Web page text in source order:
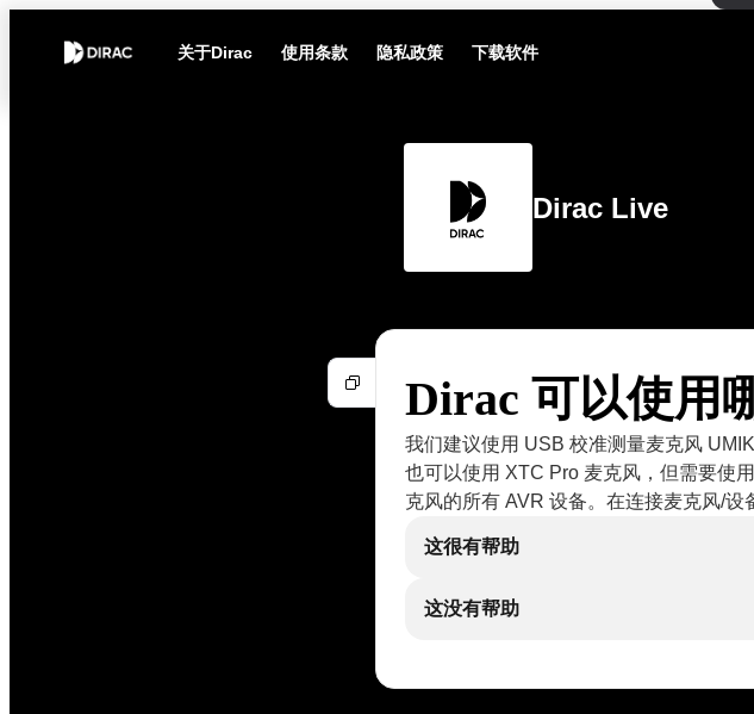
关于Dirac 使用条款 隐私政策 下载软件
Dirac Live
Dirac 可以使用
我们建议使用 USB 校准测量麦克风
也可以使用 XTC Pro 麦克风，但需要使
克风的所有 AVR 设备。在连接麦克风/设
这很有帮助
这没有帮助